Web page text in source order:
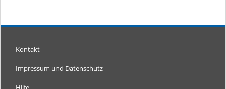
Kontakt
Impressum und Datenschutz